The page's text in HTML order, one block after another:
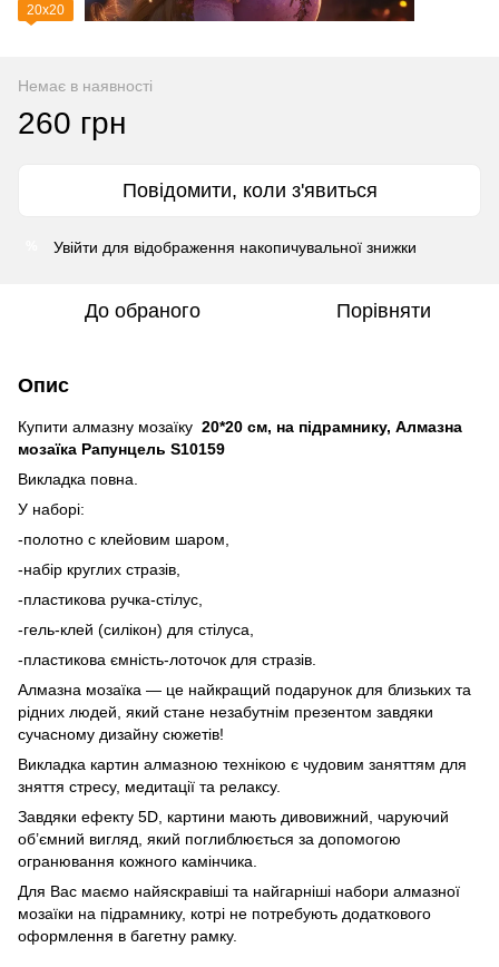
20х20
Немає в наявності
260 грн
Повідомити, коли з'явиться
Увійти для відображення накопичувальної знижки
До обраного Порівняти
Опис
Купити алмазну мозаїку 20*20 см, на підрамнику, Алмазна
мозаїка Рапунцель S10159
Викладка повна.
У наборі:
-полотно с клейовим шаром,
-набір круглих стразів,
-пластикова ручка-стілус,
-гель-клей (силікон) для стілуса,
-пластикова ємність-лоточок для стразів.
Алмазна мозаїка — це найкращий подарунок для близьких та
рідних людей, який стане незабутнім презентом завдяки
сучасному дизайну сюжетів!
Викладка картин алмазною технікою є чудовим заняттям для
зняття стресу, медитації та релаксу.
Завдяки ефекту 5D, картини мають дивовижний, чаруючий
об’ємний вигляд, який поглиблюється за допомогою
огранювання кожного камінчика.
Для Вас маємо найяскравіші та найгарніші набори алмазної
мозаїки на підрамнику, котрі не потребують додаткового
оформлення в багетну рамку.